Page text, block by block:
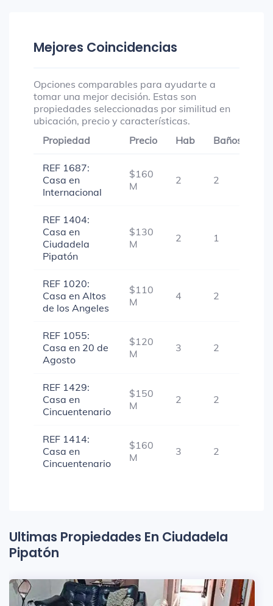
Mejores Coincidencias
Opciones comparables para ayudarte a
tomar una mejor decisión. Estas son
propiedades seleccionadas por similitud en
ubicación, precio y características.
Propiedad
Precio Hab Baños
REF 1687:
Casa en
Internacional
$160
M
2 2
REF 1404:
Casa en
Ciudadela
Pipatón
$130
M
2 1
REF 1020:
Casa en Altos
de los Angeles
$110
M
4 2
REF 1055:
Casa en 20 de
Agosto
$120
M
3 2
REF 1429:
Casa en
Cincuentenario
$150
M
2 2
REF 1414:
Casa en
Cincuentenario
$160
M
3 2
Ultimas Propiedades En Ciudadela
Pipatón